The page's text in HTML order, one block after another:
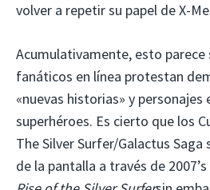
volver a repetir su papel de X-
Acumulativamente, esto parece
fanáticos en línea protestan
«nuevas historias» y personajes
superhéroes. Es cierto que los
The Silver Surfer/Galactus Saga
de la pantalla a través de 2007’s